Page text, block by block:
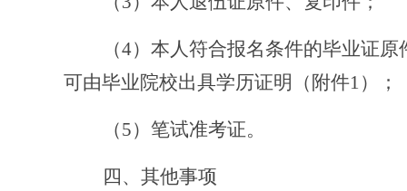
（4） 本人符合报名条件的毕业证
可由毕业院校出具学历证明（附件1）；
（5） 笔试准考证。
四、其他事项